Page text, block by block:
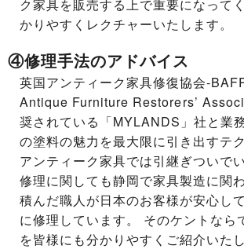
ク家具を販売する上で重要になって
かりやすくレクチャーいたします。
④修理手法のアドバイス
英国アンティーク家具修復協会-
Antique Furniture Restorers’
奨されている「MYLANDS」社と業
の塗料の魅力を最大限に引き出すテ
アンティーク家具では引継ぎついで
修理に関しても静岡で家具製造に関
積んだ職人が日本のお客様が安心し
に修理しています。 そのケントなら
を皆様にも分かりやすくご紹介いたし